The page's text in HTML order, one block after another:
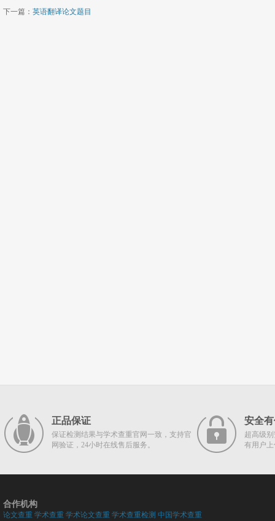
下一篇： 英语翻译论文题目
正品保证
保证检测结果与学术查重官网一致，支持官
网验证，24小时在线售后服务。
安全
超高级
有用户
合作机构
论文查重 学术查重 学术论文查重 学术查重检测 中国学术查重